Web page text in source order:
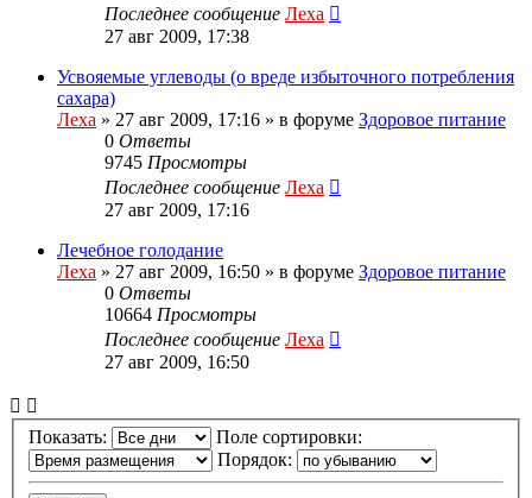
Последнее сообщение Леха
27 авг 2009, 17:38
Усвояемые углеводы (о вреде избыточного потребления
сахара)
Леха » 27 авг 2009, 17:16 » в форуме Здоровое питание
0 Ответы
9745 Просмотры
Последнее сообщение Леха
27 авг 2009, 17:16
Лечебное голодание
Леха » 27 авг 2009, 16:50 » в форуме Здоровое питание
0 Ответы
10664 Просмотры
Последнее сообщение Леха
27 авг 2009, 16:50
Показать:
Поле сортировки:
Порядок: